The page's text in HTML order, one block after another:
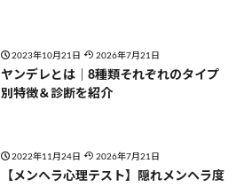
2023年10月21日 2026年7月21日
ヤンデレとは｜8種類それぞれのタイプ
別特徴＆診断を紹介
2022年11月24日 2026年7月21日
【メンヘラ心理テスト】隠れメンヘラ度